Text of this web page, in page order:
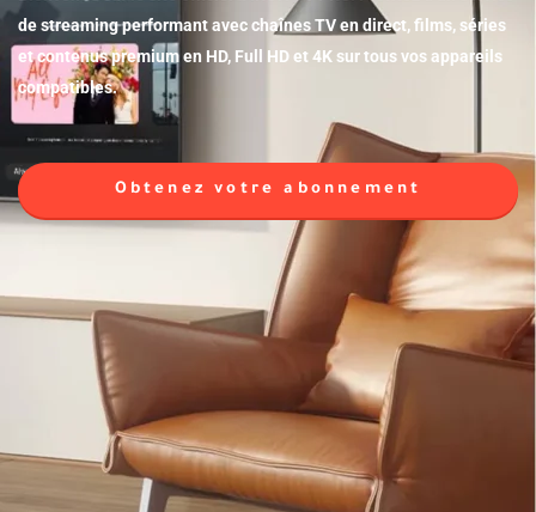
de streaming performant avec chaînes TV en direct, films, séries
et contenus premium en HD, Full HD et 4K sur tous vos appareils
compatibles.
Obtenez votre abonnement